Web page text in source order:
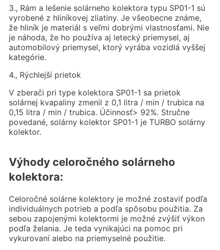
3., Rám a lešenie solárneho kolektora typu SP01-1 sú
vyrobené z hliníkovej zliatiny. Je všeobecne známe,
že hliník je materiál s veľmi dobrými vlastnosťami. Nie
je náhoda, že ho používa aj letecký priemysel, aj
automobilový priemysel, ktorý vyrába vozidlá vyššej
kategórie.
4., Rýchlejší prietok
V zberači pri type kolektora SP01-1 sa prietok
solárnej kvapaliny zmenil z 0,1 litra / min / trubica na
0,15 litra / min / trubica. Účinnosť> 92%. Stručne
povedané, solárny kolektor SP01-1 je TURBO solárny
kolektor.
Výhody celoročného solárneho
kolektora:
Celoročné solárne kolektory je možné zostaviť podľa
individuálnych potrieb a podľa spôsobu použitia. Za
sebou zapojenými kolektormi je možné zvýšiť výkon
podľa želania. Je teda vynikajúci na pomoc pri
vykurovaní alebo na priemyselné použitie.